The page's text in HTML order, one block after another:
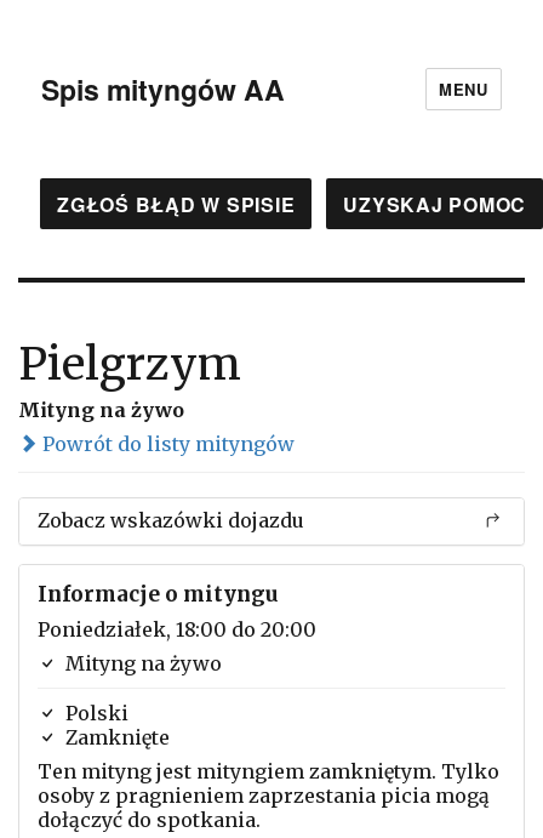
Spis mityngów AA MENU
ZGŁOŚ BŁĄD W SPISIE UZYSKAJ POMOC
Pielgrzym
Mityng na żywo
Powrót do listy mityngów
Zobacz wskazówki dojazdu
Informacje o mityngu
Poniedziałek, 18:00 do 20:00
Mityng na żywo
Polski
Zamknięte
Ten mityng jest mityngiem zamkniętym. Tylko
osoby z pragnieniem zaprzestania picia mogą
dołączyć do spotkania.